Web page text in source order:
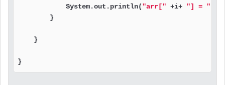
            System.out.println(
"arr[" +i+ "] = "
        }
    }
}